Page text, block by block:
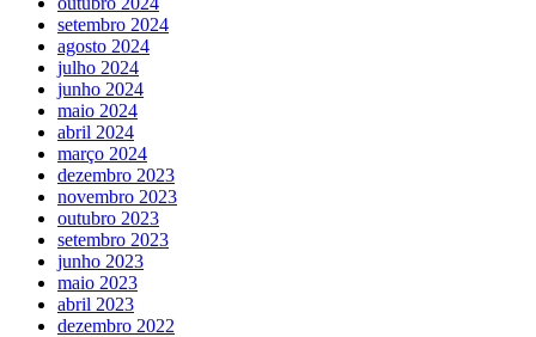
setembro 2024
agosto 2024
julho 2024
junho 2024
maio 2024
abril 2024
março 2024
dezembro 2023
novembro 2023
outubro 2023
setembro 2023
junho 2023
maio 2023
abril 2023
dezembro 2022